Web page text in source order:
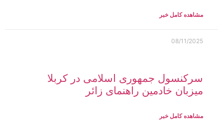
مشاهده کامل خبر
08/11/2025
سرکنسول جمهوری اسلامی در کربلا
میزبان خادمین راهنمای زائر
مشاهده کامل خبر